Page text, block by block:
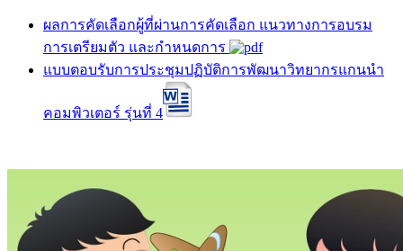
ผลการคัดเลือกผู้ที่ผ่านการคัดเลือก แนวทางการอบรม
การเตรียมตัว และกำหนดการ
แบบตอบรับการประชุมปฏิบัติการพัฒนาวิทยากรแกนนำ
คอมพิวเตอร์ รุ่นที่ 4